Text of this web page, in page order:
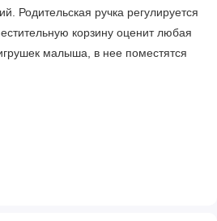
Родительская ручка регулируется
корзину оценит любая
малыша, в нее поместятся